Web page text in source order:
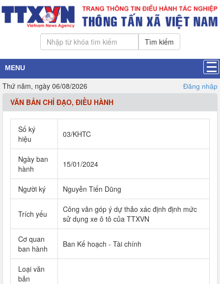
Tìm kiếm
MENU
Thứ năm, ngày 06/08/2026 Đăng nhập
VĂN BẢN CHỈ ĐẠO, ĐIỀU HÀNH
Số ký
hiệu
03/KHTC
Ngày ban
hành
15/01/2024
Người ký Nguyễn Tiến Dũng
Trích yếu
Công văn góp ý dự thảo xác định định mức
sử dụng xe ô tô của TTXVN
Cơ quan
ban hành
Ban Kế hoạch - Tài chính
Loại văn
bản